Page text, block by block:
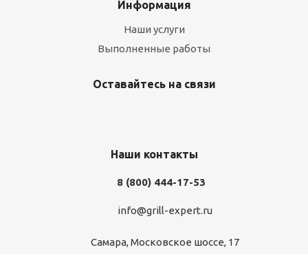
Информация
Наши услуги
Выполненные работы
Оставайтесь на связи
Наши контакты
8 (800) 444-17-53
info@grill-expert.ru
Самара, Московское шоссе, 17